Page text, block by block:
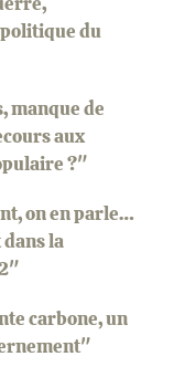
du
manque de
aux
?"
on en parle…
dans la
carbone, un